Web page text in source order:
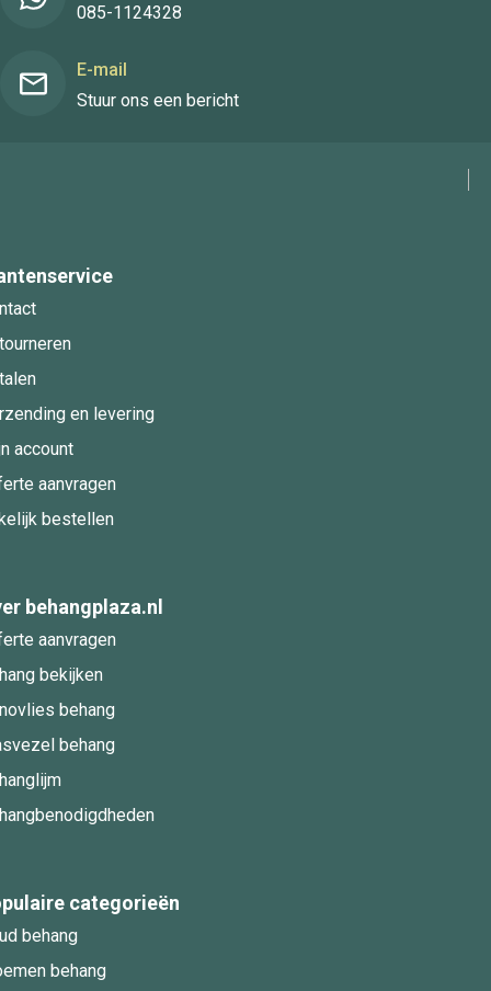
085-1124328
E-mail
Stuur ons een bericht
en levering
account
aanvragen
bestellen
behangplaza.nl
aanvragen
bekijken
behang
behang
categorieën
behang
behang